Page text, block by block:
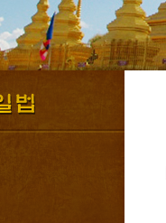
지계
삼귀의
삼보공덕
불자예절